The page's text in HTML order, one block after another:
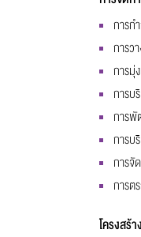
การก
การว
การมุ่
การบ
การพั
การบ
การจั
การต
โครงสร้